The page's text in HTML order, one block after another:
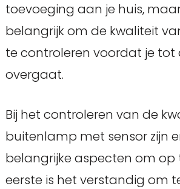
toevoeging aan je huis,
belangrijk om de kwaliteit
te controleren voordat je
overgaat.
Bij het controleren van de
buitenlamp met sensor zijn
belangrijke aspecten om op
eerste is het verstandig om